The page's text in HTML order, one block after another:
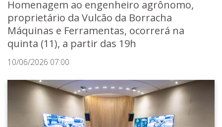
Homenagem ao engenheiro agrônomo,
proprietário da Vulcão da Borracha
Máquinas e Ferramentas, ocorrerá na
quinta (11), a partir das 19h
10/06/2026 07:00